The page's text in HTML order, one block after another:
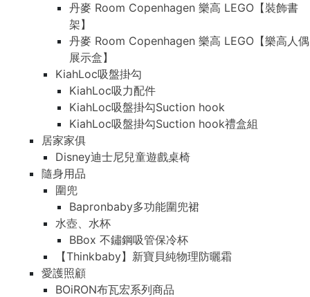
丹麥 Room Copenhagen 樂高 LEGO【裝飾書
架】
丹麥 Room Copenhagen 樂高 LEGO【樂高人偶
展示盒】
KiahLoc吸盤掛勾
KiahLoc吸力配件
KiahLoc吸盤掛勾Suction hook
KiahLoc吸盤掛勾Suction hook禮盒組
居家家俱
Disney迪士尼兒童遊戲桌椅
隨身用品
圍兜
Bapronbaby多功能圍兜裙
水壺、水杯
BBox 不鏽鋼吸管保冷杯
【Thinkbaby】新寶貝純物理防曬霜
愛護照顧
BOiRON布瓦宏系列商品